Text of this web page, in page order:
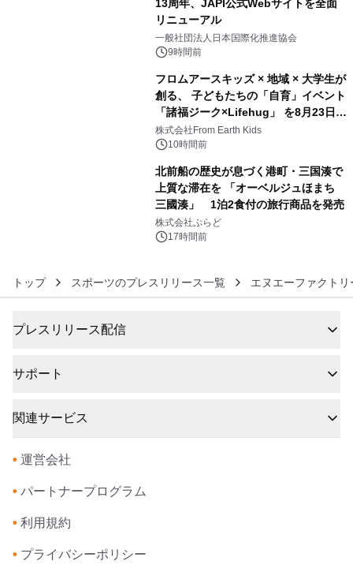
13周年、JAPI公式Webサイトを全面
リニューアル
一般社団法人日本国際化推進協会
9時間前
フロムアースキッズ × 地域 × 大学生が
創る、 子どもたちの「自育」イベント
「諸福ジーク×Lifehug」 を8月23日
(日)開催
株式会社From Earth Kids
10時間前
北前船の歴史が息づく港町・三国湊で
上質な滞在を 「オーベルジュほまち
三國湊」 1泊2食付の旅行商品を発売
株式会社ぷらど
17時間前
トップ スポーツのプレスリリース一覧 エヌエーファクトリ
プレスリリース配信
サポート
関連サービス
• 運営会社
• パートナープログラム
• 利用規約
• プライバシーポリシー